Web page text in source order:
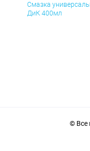
Смазка
ДиК 400мл
© Все